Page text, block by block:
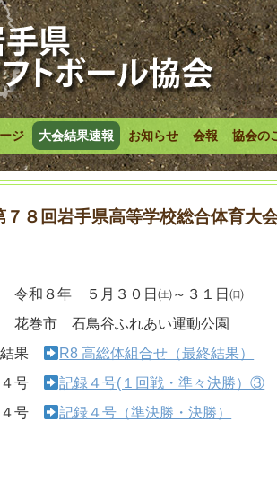
ジ 大会結果速報 お知らせ 会報 協会の
７８回岩手県高等学校総合体育大
令和８年 ５月３０日㈯～３１日㈰
花巻市 石鳥谷ふれあい運動公園
結果
R8 高総体組合せ（最終結果）
４号
記録４号(１回戦・準々決勝）③
４号
記録４号（準決勝・決勝）